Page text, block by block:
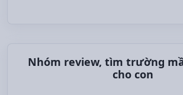
Nhóm review, tìm trường
cho con